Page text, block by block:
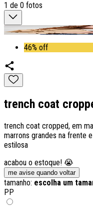
1 de 0 fotos
46% off
trench coat
trench coat cropped, em
marrons grandes na frente
estilosa
acabou o estoque! 😭
me avise quando voltar
tamanho: escolha um
PP